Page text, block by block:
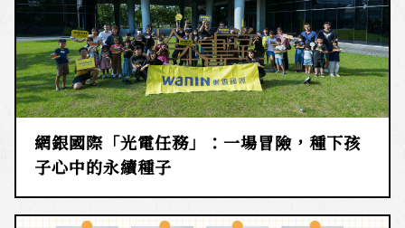
網銀國際「光電任務」：一場冒險，種下孩
子心中的永續種子